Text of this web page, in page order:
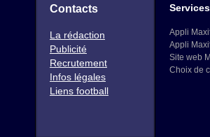
Contacts
La rédaction
Publicité
Recrutement
Infos légales
Liens football
Appli
Appli
Site web
Choix de